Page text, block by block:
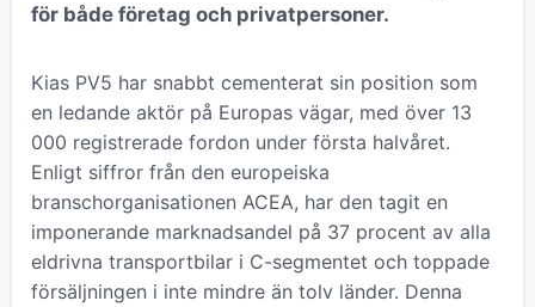
för både företag och privatpersoner.
Kias PV5 har snabbt cementerat sin position som
en ledande aktör på Europas vägar, med över 13
000 registrerade fordon under första halvåret.
Enligt siffror från den europeiska
branschorganisationen ACEA, har den tagit en
imponerande marknadsandel på 37 procent av alla
eldrivna transportbilar i C-segmentet och toppade
försäljningen i inte mindre än tolv länder. Denna